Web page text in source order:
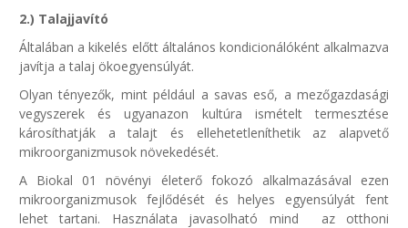
2.) Talajjavító
Általában a kikelés előtt általános kondicionálóként alkalmazva
javítja a talaj ökoegyensúlyát.
Olyan tényezők, mint például a savas eső, a mezőgazdasági
vegyszerek és ugyanazon kultúra ismételt termesztése
károsíthatják a talajt és ellehetetleníthetik az alapvető
mikroorganizmusok növekedését.
A Biokal 01 növényi életerő fokozó alkalmazásával ezen
mikroorganizmusok fejlődését és helyes egyensúlyát fent
lehet tartani. Használata javasolható mind az otthoni